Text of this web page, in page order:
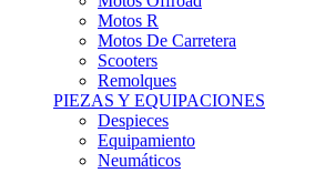
Motos R
Motos De Carretera
Scooters
Remolques
PIEZAS Y EQUIPACIONES
Despieces
Equipamiento
Neumáticos